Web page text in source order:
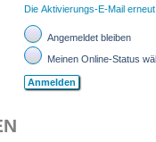
Die Aktivierungs-E-Mail
Angemeldet bleiben
Meinen Online-Status